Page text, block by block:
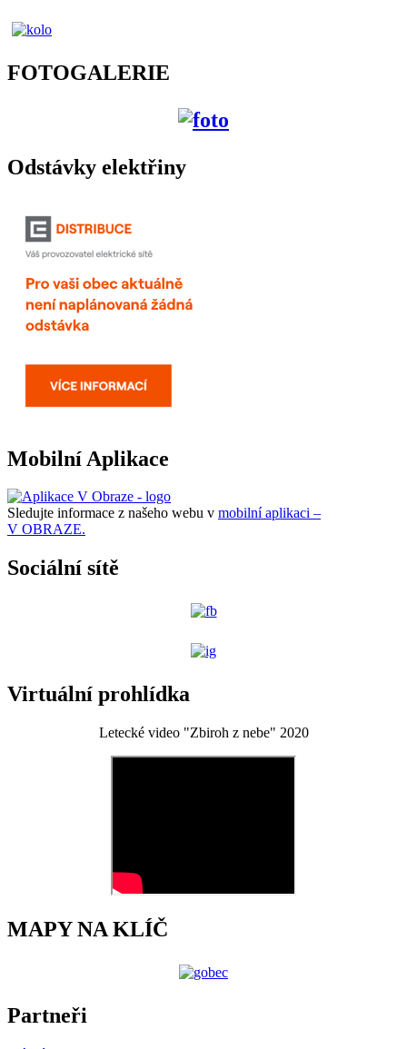
FOTOGALERIE
Odstávky elektřiny
Mobilní Aplikace
Sledujte informace z našeho webu v mobilní aplikaci –
V OBRAZE.
Sociální sítě
Virtuální prohlídka
Letecké video "Zbiroh z nebe" 2020
MAPY NA KLÍČ
Partneři